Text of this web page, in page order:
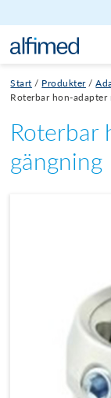
Hoppa till innehåll
Start / Produkter /
Roterbar hon-adapter
Roterbar
gängning